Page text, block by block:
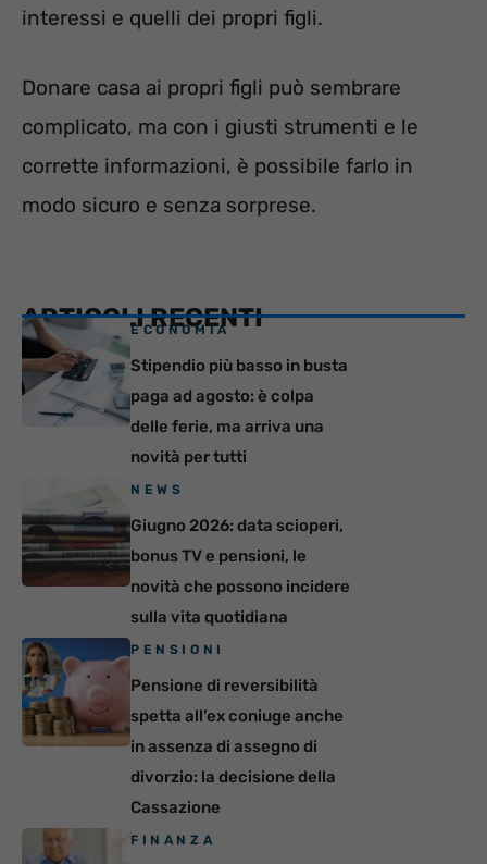
interessi e quelli dei propri figli.
Donare casa ai propri figli può sembrare
complicato, ma con i giusti strumenti e le
corrette informazioni, è possibile farlo in
modo sicuro e senza sorprese.
ARTICOLI RECENTI
ECONOMIA
Stipendio più basso in busta
paga ad agosto: è colpa
delle ferie, ma arriva una
novità per tutti
NEWS
Giugno 2026: data scioperi,
bonus TV e pensioni, le
novità che possono incidere
sulla vita quotidiana
PENSIONI
Pensione di reversibilità
spetta all’ex coniuge anche
in assenza di assegno di
divorzio: la decisione della
Cassazione
FINANZA